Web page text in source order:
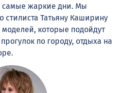
самые жаркие дни. Мы
стилиста Татьяну Каширину
моделей, которые подойдут
по городу, отдыха на